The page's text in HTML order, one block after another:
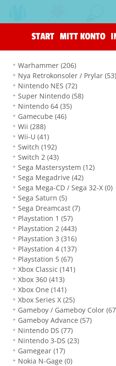
START MITT KONTO
Warhammer(206)
Nya Retrokonsoler / Prylar(53)
Nintendo NES(72)
Super Nintendo(58)
Nintendo 64(35)
Gamecube(46)
Wii(288)
Wii-U(41)
Switch(192)
Switch 2(43)
Sega Mastersystem(12)
Sega Megadrive(42)
Sega Mega-CD / Sega 32-X(0)
Sega Saturn(5)
Sega Dreamcast(7)
Playstation 1(57)
Playstation 2(443)
Playstation 3(316)
Playstation 4(137)
Playstation 5(67)
Xbox Classic(141)
Xbox 360(413)
Xbox One(141)
Xbox Series X(25)
Gameboy / Gameboy Color
Gameboy Advance(57)
Nintendo DS(77)
Nintendo 3-DS(23)
Gamegear(17)
Nokia N-Gage(0)